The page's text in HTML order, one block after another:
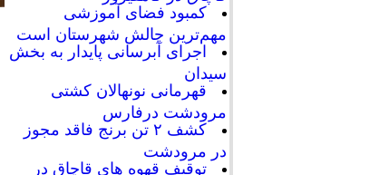
کمبود فضای آموزشی
مهم‌ترین چالش شهرستان است
اجرای آبرسانی پایدار به بخش
سیدان
قهرمانی نونهالان کشتی
مرودشت درفارس
کشف ۲ تن برنج فاقد مجوز
در مرودشت
توقیف قهوه های قاچاق در